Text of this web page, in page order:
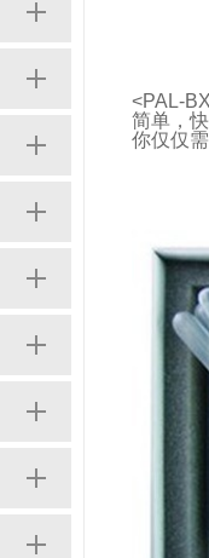
<PAL-
简单，
你仅仅